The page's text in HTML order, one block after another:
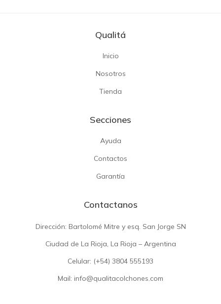
Qualitá
Inicio
Nosotros
Tienda
Secciones
Ayuda
Contactos
Garantía
Contactanos
Dirección: Bartolomé Mitre y esq. San Jorge SN
Ciudad de La Rioja, La Rioja – Argentina
Celular: (+54) 3804 555193
Mail: info@qualitacolchones.com